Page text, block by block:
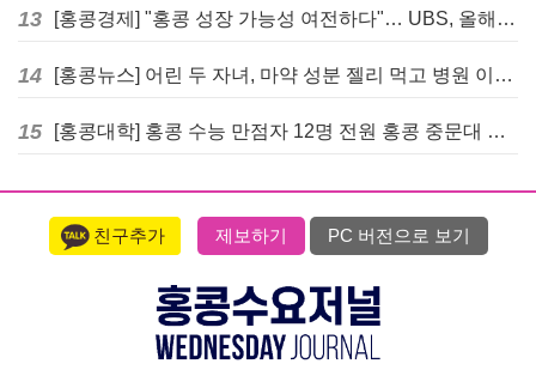
13 [홍콩경제] "홍콩 성장 가능성 여전하다"… UBS, 올해 홍콩 GDP 성장률 전망치 4.5%로 대폭 상향
14 [홍콩뉴스] 어린 두 자녀, 마약 성분 젤리 먹고 병원 이송… 어머니와 친척 체포
15 [홍콩대학] 홍콩 수능 만점자 12명 전원 홍콩 중문대 의대 진학
친구추가 제보하기 PC 버전으로 보기